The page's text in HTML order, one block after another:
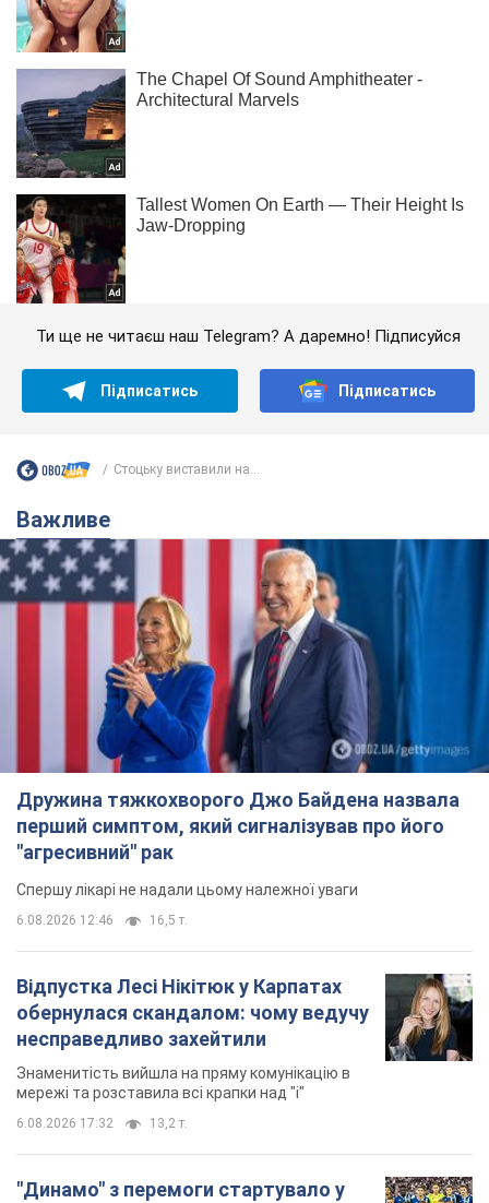
Ти ще не читаєш наш Telegram? А даремно! Підписуйся
Підписатись Підписатись
Стоцьку виставили на...
Важливе
Дружина тяжкохворого Джо Байдена назвала
перший симптом, який сигналізував про його
"агресивний" рак
Спершу лікарі не надали цьому належної уваги
6.08.2026 12:46 16,5 т.
Відпустка Лесі Нікітюк у Карпатах
обернулася скандалом: чому ведучу
несправедливо захейтили
Знаменитість вийшла на пряму комунікацію в
мережі та розставила всі крапки над "і"
6.08.2026 17:32 13,2 т.
"Динамо" з перемоги стартувало у